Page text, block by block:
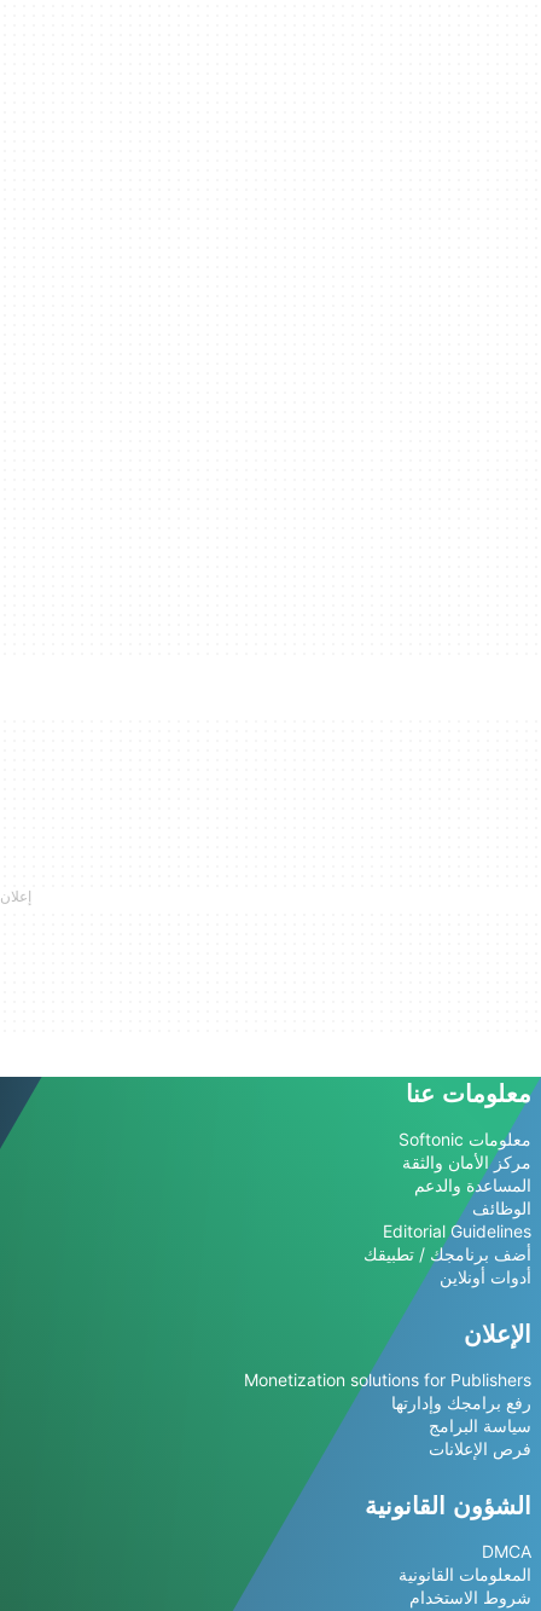
معلومات عنا
معلومات Softonic
مركز الأمان والثقة
المساعدة والدعم
الوظائف
Editorial Guidelines
أضف برنامجك / تطبيقك
أدوات أونلاين
الإعلان
Monetization solutions for Publishers
رفع برامجك وإدارتها
سياسة البرامج
فرص الإعلانات
الشؤون القانونية
DMCA
المعلومات القانونية
شروط الاستخدام